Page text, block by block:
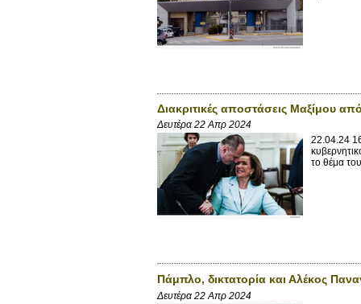
Διακριτικές αποστάσεις Μαξίμου
Δευτέρα 22 Απρ 2024
22.04.24
το θέμα
Πάμπλο, δικτατορία και Αλέκος
Δευτέρα 22 Απρ 2024